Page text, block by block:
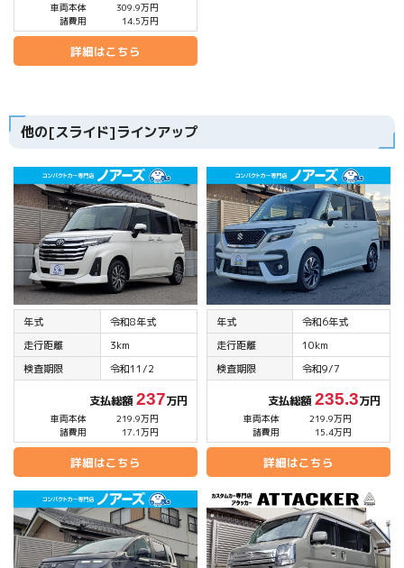
車両本体
309.9万円
諸費用
14.5万円
詳細はこちら
他の[スライド]ラインアップ
年式
令和8年式
走行距離
3km
検査期限
令和11/2
支払総額237万円
車両本体
219.9万円
諸費用
17.1万円
詳細はこちら
年式
令和6年式
走行距離
10km
検査期限
令和9/7
支払総額235.3万円
車両本体
219.9万円
諸費用
15.4万円
詳細はこちら